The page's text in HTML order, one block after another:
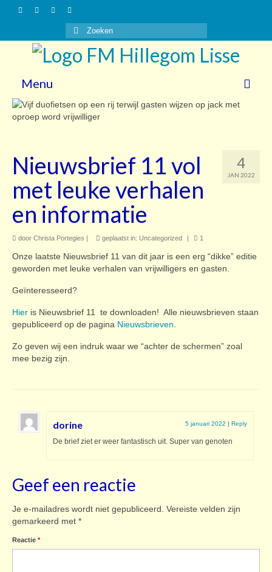
Zoeken
naar:
Menu
Nieuws
Vrijwilligers
Over ons
Steun ons!
Contact
4
JAN 2022
Nieuwsbrief 11 vol
met leuke verhalen
en informatie
door Christa Portegies | geplaatst in: Uncategorized | 1
Onze laatste Nieuwsbrief 11 van dit jaar is een erg “dikke” editie
geworden met leuke verhalen van vrijwilligers en gasten.
Geïnteresseerd?
Hier is Nieuwsbrief 11 te downloaden! Alle nieuwsbrieven staan
gepubliceerd op de pagina Nieuwsbrieven
Zo geven wij een indruk waar we “achter de schermen” zoal
mee bezig zijn.
dorine 5 januari 2022 | Reply
De brief ziet er weer fantastisch uit. Super van genoten
Geef een reactie
Je e-mailadres wordt niet gepubliceerd. Vereiste velden zijn
gemarkeerd met *
Reactie *